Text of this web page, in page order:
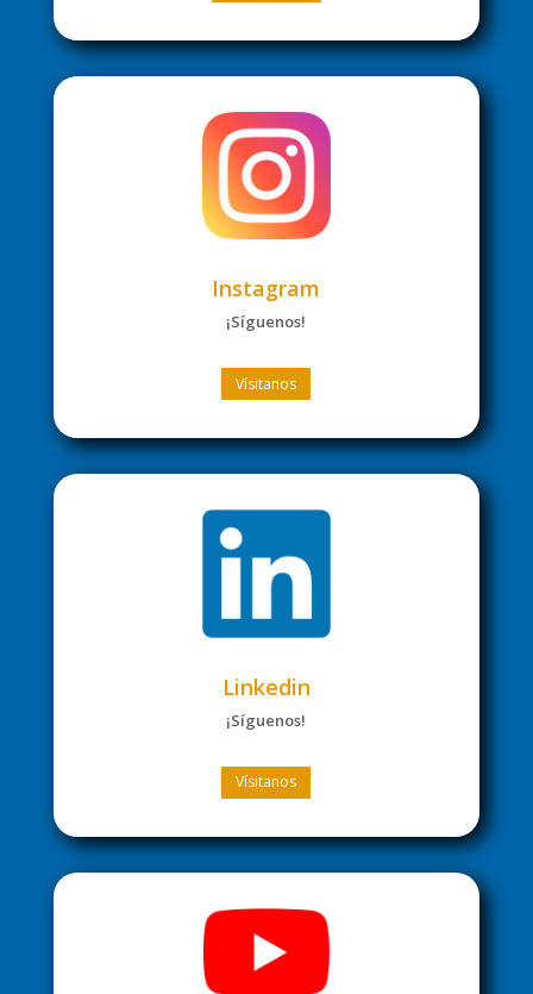
Instagram
¡Síguenos!
Vísitanos
Linkedin
¡Síguenos!
Vísitanos